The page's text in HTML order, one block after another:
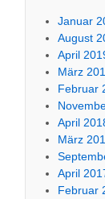
Januar
August
April
März
Februar
April
März
April
Februar